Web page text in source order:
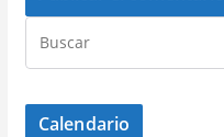
Calendario